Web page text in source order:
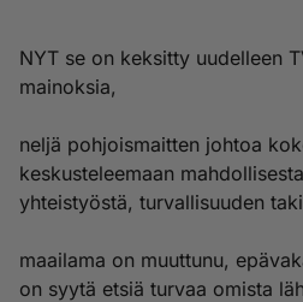
NYT se on keksitty uudelleen
mainoksia,
neljä pohjoismaitten johtoa
keskusteleemaan
yhteistyöstä, turvallisuuden
maailama on muuttunu,
on syytä etsiä turvaa omista